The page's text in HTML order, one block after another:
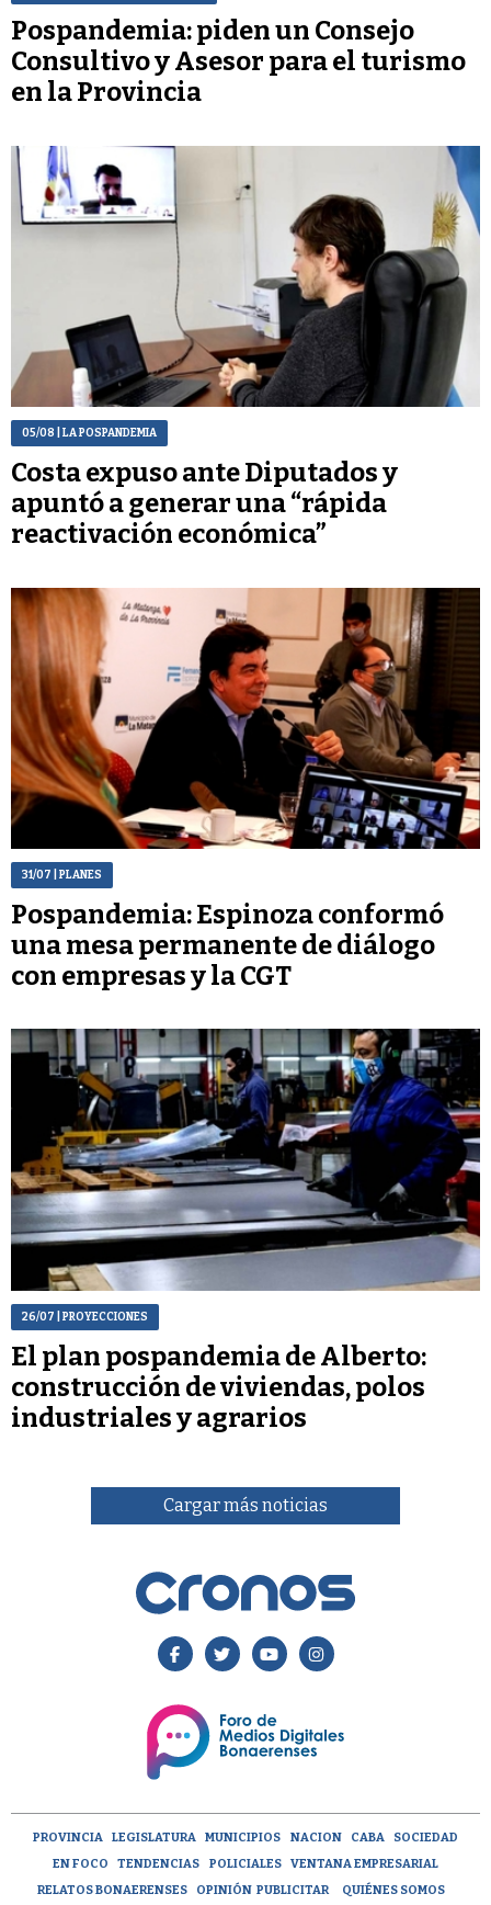
Pospandemia: piden un Consejo
Consultivo y Asesor para el turismo
en la Provincia
05/08 | LA POSPANDEMIA
Costa expuso ante Diputados y
apuntó a generar una “rápida
reactivación económica”
31/07 | PLANES
Pospandemia: Espinoza conformó
una mesa permanente de diálogo
con empresas y la CGT
26/07 | PROYECCIONES
El plan pospandemia de Alberto:
construcción de viviendas, polos
industriales y agrarios
Cargar más noticias
PROVINCIA LEGISLATURA MUNICIPIOS NACION CABA
SOCIEDAD
EN FOCO
TENDENCIAS POLICIALES
VENTANA EMPRESARIAL
RELATOS BONAERENSES
OPINIÓN PUBLICITAR QUIÉNES SOMOS